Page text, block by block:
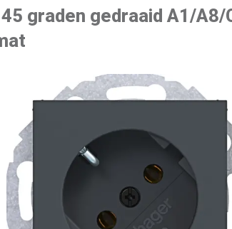
graden gedraaid A1/A8/